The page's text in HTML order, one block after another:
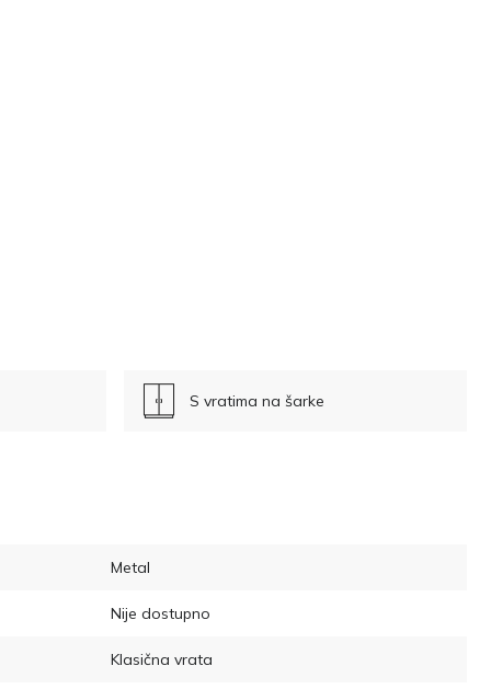
S vratima na šarke
Metal
Nije dostupno
Klasična vrata